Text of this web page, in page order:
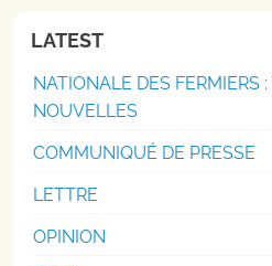
LATEST
NATIONALE DES FERMIERS
NOUVELLES
COMMUNIQUÉ DE PRESSE
LETTRE
OPINION